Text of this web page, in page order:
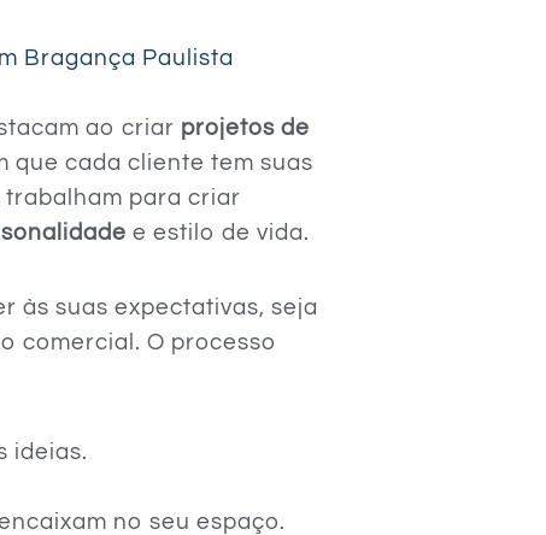
Bragança Paulista
ao criar projetos de
que cada cliente tem suas
trabalham para criar
e estilo de vida.
às suas expectativas, seja
comercial. O processo
ideias.
no seu espaço.